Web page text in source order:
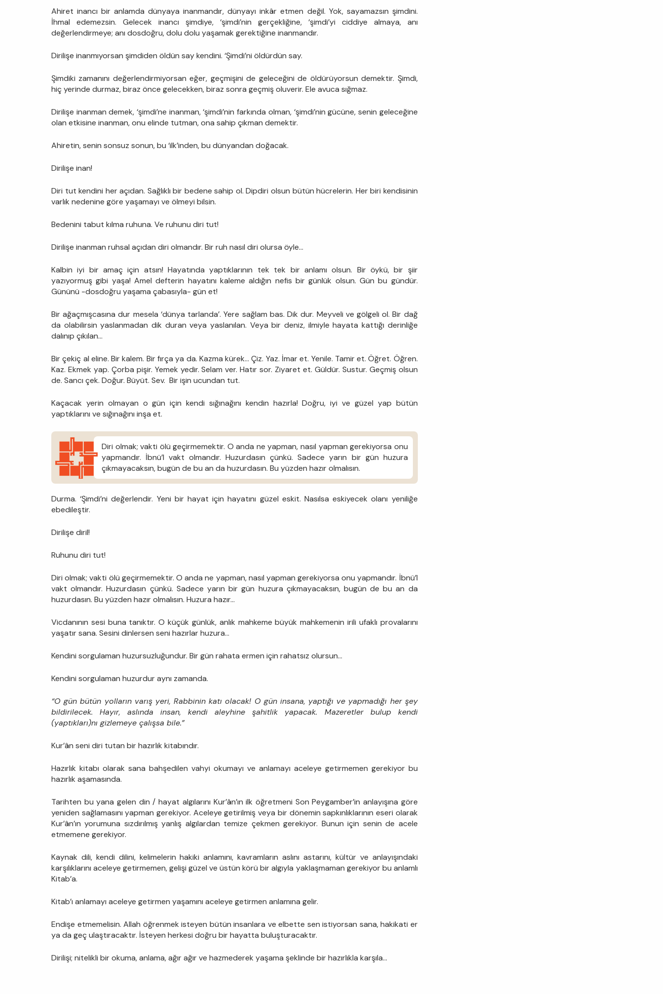
Ahiret inancı bir anlamda dünyaya inanmandır, dünyayı inkâr etmen değil. Yok, sayamazsın şimdini.
İhmal edemezsin. Gelecek inancı şimdiye, ‘şimdi’nin gerçekliğine, ‘şimdi’yi ciddiye almaya, anı
değerlendirmeye; anı dosdoğru, dolu dolu yaşamak gerektiğine inanmandır.
Dirilişe inanmıyorsan şimdiden öldün say kendini. ‘Şimdi’ni öldürdün say.
Şimdiki zamanını değerlendirmiyorsan eğer, geçmişini de geleceğini de öldürüyorsun demektir. Şimdi,
hiç yerinde durmaz, biraz önce gelecekken, biraz sonra geçmiş oluverir. Ele avuca sığmaz.
Dirilişe inanman demek, ‘şimdi’ne inanman, ‘şimdi’nin farkında olman, ‘şimdi’nin gücüne, senin geleceğine
olan etkisine inanman, onu elinde tutman, ona sahip çıkman demektir.
Ahiretin, senin sonsuz sonun, bu ‘ilk’inden, bu dünyandan doğacak.
Dirilişe inan!
Diri tut kendini her açıdan. Sağlıklı bir bedene sahip ol. Dipdiri olsun bütün hücrelerin. Her biri kendisinin
varlık nedenine göre yaşamayı ve ölmeyi bilsin.
Bedenini tabut kılma ruhuna. Ve ruhunu diri tut!
Dirilişe inanman ruhsal açıdan diri olmandır. Bir ruh nasıl diri olursa öyle…
Kalbin iyi bir amaç için atsın! Hayatında yaptıklarının tek tek bir anlamı olsun. Bir öykü, bir şiir
yazıyormuş gibi yaşa! Amel defterin hayatını kaleme aldığın nefis bir günlük olsun. Gün bu gündür.
Gününü -dosdoğru yaşama çabasıyla- gün et!
Bir ağaçmışcasına dur mesela ‘dünya tarlanda’. Yere sağlam bas. Dik dur. Meyveli ve gölgeli ol. Bir dağ
da olabilirsin yaslanmadan dik duran veya yaslanılan. Veya bir deniz, ilmiyle hayata kattığı derinliğe
dalınıp çıkılan…
Bir çekiç al eline. Bir kalem. Bir fırça ya da. Kazma kürek... Çiz. Yaz. İmar et. Yenile. Tamir et. Öğret. Öğren.
Kaz. Ekmek yap. Çorba pişir. Yemek yedir. Selam ver. Hatır sor. Ziyaret et. Güldür. Sustur. Geçmiş olsun
de. Sancı çek. Doğur. Büyüt. Sev. Bir işin ucundan tut.
Kaçacak yerin olmayan o gün için kendi sığınağını kendin hazırla! Doğru, iyi ve güzel yap bütün
yaptıklarını ve sığınağını inşa et.
Diri olmak; vakti ölü geçirmemektir. O anda ne yapman, nasıl yapman gerekiyorsa onu
yapmandır. İbnü’l vakt olmandır. Huzurdasın çünkü. Sadece yarın bir gün huzura
çıkmayacaksın, bugün de bu an da huzurdasın. Bu yüzden hazır olmalısın.
Durma. ‘Şimdi’ni değerlendir. Yeni bir hayat için hayatını güzel eskit. Nasılsa eskiyecek olanı yeniliğe
ebedileştir.
Dirilişe diril!
Ruhunu diri tut!
Diri olmak; vakti ölü geçirmemektir. O anda ne yapman, nasıl yapman gerekiyorsa onu yapmandır. İbnü’l
vakt olmandır. Huzurdasın çünkü. Sadece yarın bir gün huzura çıkmayacaksın, bugün de bu an da
huzurdasın. Bu yüzden hazır olmalısın. Huzura hazır…
Vicdanının sesi buna tanıktır. O küçük günlük, anlık mahkeme büyük mahkemenin irili ufaklı provalarını
yaşatır sana. Sesini dinlersen seni hazırlar huzura…
Kendini sorgulaman huzursuzluğundur. Bir gün rahata ermen için rahatsız olursun…
Kendini sorgulaman huzurdur aynı zamanda.
“O gün bütün yolların varış yeri, Rabbinin katı olacak! O gün insana, yaptığı ve yapmadığı her şey
bildirilecek. Hayır, aslında insan, kendi aleyhine şahitlik yapacak. Mazeretler bulup kendi
(yaptıkları)nı gizlemeye çalışsa bile.”
Kur’ân seni diri tutan bir hazırlık kitabındır.
Hazırlık kitabı olarak sana bahşedilen vahyi okumayı ve anlamayı aceleye getirmemen gerekiyor bu
hazırlık aşamasında.
Tarihten bu yana gelen din / hayat algılarını Kur’ân’ın ilk öğretmeni Son Peygamber’in anlayışına göre
yeniden sağlamasını yapman gerekiyor. Aceleye getirilmiş veya bir dönemin sapkınlıklarının eseri olarak
Kur’ân’ın yorumuna sızdırılmış yanlış algılardan temize çekmen gerekiyor. Bunun için senin de acele
etmemene gerekiyor.
Kaynak dili, kendi dilini, kelimelerin hakiki anlamını, kavramların aslını astarını, kültür ve anlayışındaki
karşılıklarını aceleye getirmemen, gelişi güzel ve üstün körü bir algıyla yaklaşmaman gerekiyor bu anlamlı
Kitab’a.
Kitab’ı anlamayı aceleye getirmen yaşamını aceleye getirmen anlamına gelir.
Endişe etmemelisin. Allah öğrenmek isteyen bütün insanlara ve elbette sen istiyorsan sana, hakikati er
ya da geç ulaştıracaktır. İsteyen herkesi doğru bir hayatta buluşturacaktır.
Dirilişi; nitelikli bir okuma, anlama, ağır ağır ve hazmederek yaşama şeklinde bir hazırlıkla karşıla…